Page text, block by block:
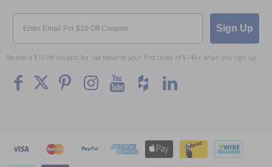
Email
Sign Up
Receive a $10 off coupon for use towards your first order of $149+ when you sign up.